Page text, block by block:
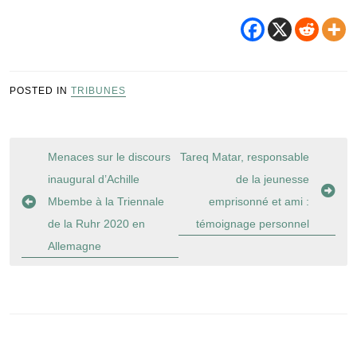
POSTED IN TRIBUNES
Navigation
l’article
Menaces sur le discours
inaugural d’Achille
Mbembe à la Triennale
de la Ruhr 2020 en
Allemagne
Tareq Matar, responsable
de la jeunesse
emprisonné et ami :
témoignage personnel